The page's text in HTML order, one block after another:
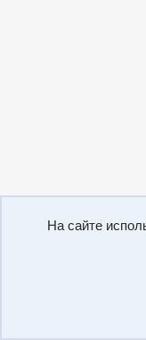
На сайте